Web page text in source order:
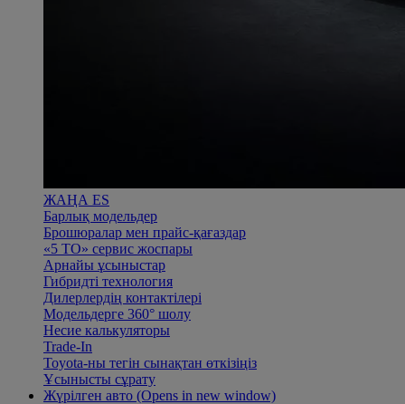
ЖАҢА ES
Барлық модельдер
Брошюралар мен прайс-қағаздар
«5 ТО» сервис жоспары
Арнайы ұсыныстар
Гибридті технология
Дилерлердің контактілері
Модельдерге 360° шолу
Несие калькуляторы
Trade-In
Toyota-ны тегін сынақтан өткізіңіз
Ұсынысты сұрату
Жүрілген авто (Opens in new window)